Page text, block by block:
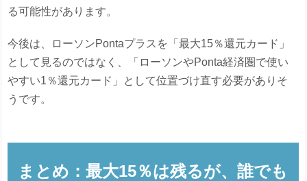
る可能性があります。
今後は、ローソンPontaプラスを「最大15％還元カード」
として見るのではなく、「ローソンやPonta経済圏で使い
やすい1％還元カード」として位置づけ直す必要がありそ
うです。
まとめ：最大15％は残るが、誰でも